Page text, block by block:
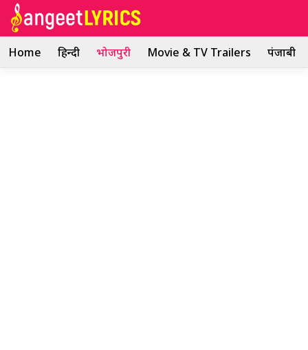
Skip
Home हिन्दी भोजपुरी Movie & TV Trailers पंजाबी